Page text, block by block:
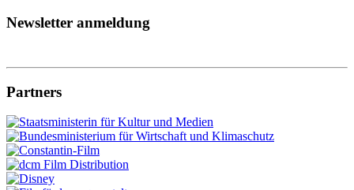
Newsletter anmeldung
Partners